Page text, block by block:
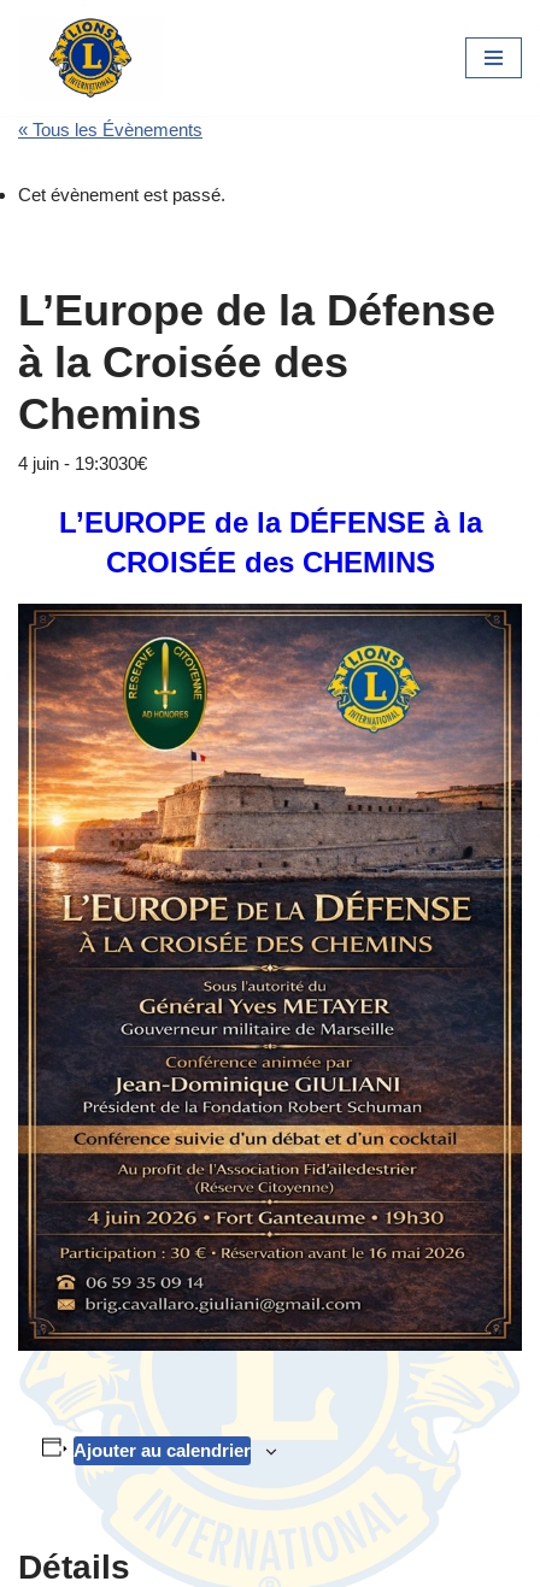
Aller
contenu
« Tous les Évènements
Cet évènement est passé.
L’Europe de la Défense
à la Croisée des
Chemins
4 juin - 19:3030€
L’EUROPE de la DÉFENSE à la
CROISÉE des CHEMINS
Ajouter au calendrier
Détails